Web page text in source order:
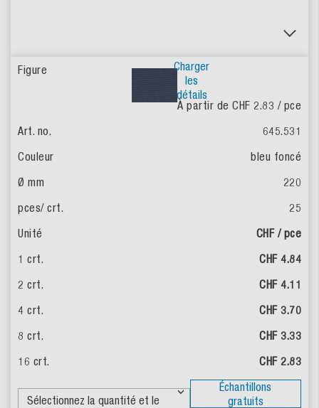
Charger
les
détails
À partir de CHF 2.83 / pce
645.531
bleu foncé
220
25
CHF / pce
CHF 4.84
CHF 4.11
CHF 3.70
CHF 3.33
CHF 2.83
Échantillons
gratuits